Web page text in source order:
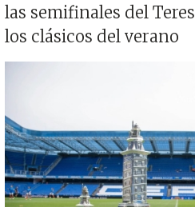
las semifinales del
los clásicos del verano